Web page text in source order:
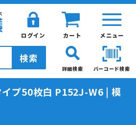
メニュー
カート
ログイン
検索
バーコード検索
詳細検索
プ50枚白 P152J-W6 | 模